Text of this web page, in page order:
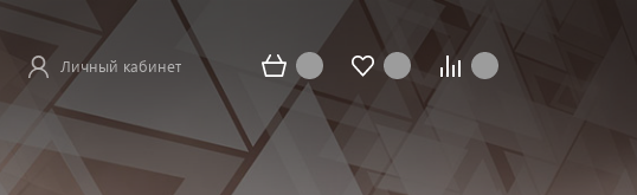
Личный кабинет